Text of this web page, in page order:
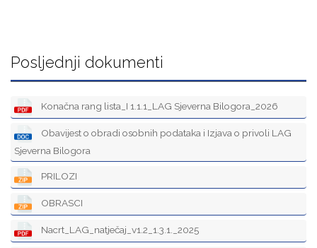
Posljednji dokumenti
Konačna rang lista_I 1.1.1_LAG Sjeverna Bilogora_2026
Obavijest o obradi osobnih podataka i Izjava o privoli LAG
Sjeverna Bilogora
PRILOZI
OBRASCI
Nacrt_LAG_natječaj_v1.2_1.3.1._2025